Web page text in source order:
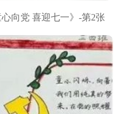
向党 喜迎七一》-第2张